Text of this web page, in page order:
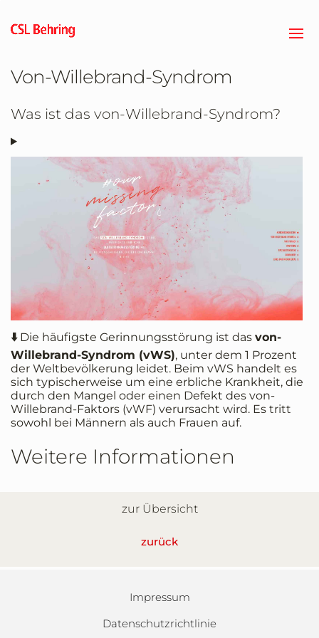
Hauptinhalt
springen
Von-Willebrand-Syndrom
Was ist das von-Willebrand-Syndrom?
⬇️ Die häufigste Gerinnungsstörung ist das von-
Willebrand-Syndrom (vWS), unter dem 1 Prozent
der Weltbevölkerung leidet. Beim vWS handelt es
sich typischerweise um eine erbliche Krankheit, die
durch den Mangel oder einen Defekt des von-
Willebrand-Faktors (vWF) verursacht wird. Es tritt
sowohl bei Männern als auch Frauen auf.
Weitere Informationen
zur Übersicht
zurück
Impressum
Datenschutzrichtlinie